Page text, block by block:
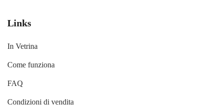
Links
In Vetrina
Come funziona
FAQ
Condizioni di vendita